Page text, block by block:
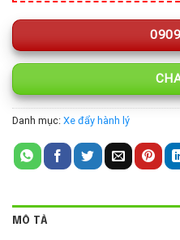
Danh mục: Xe đẩy hành lý
MÔ TẢ